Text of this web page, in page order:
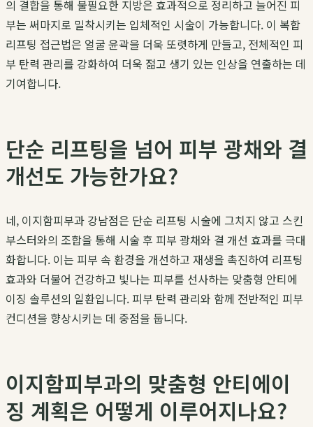
의 결합을 통해 불필요한 지방은 효과적으로 정리하고 늘어진 피
부는 써마지로 밀착시키는 입체적인 시술이 가능합니다. 이 복합
리프팅 접근법은 얼굴 윤곽을 더욱 또렷하게 만들고, 전체적인 피
부 탄력 관리를 강화하여 더욱 젊고 생기 있는 인상을 연출하는 데
기여합니다.
단순 리프팅을 넘어 피부 광채와 결
개선도 가능한가요?
네, 이지함피부과 강남점은 단순 리프팅 시술에 그치지 않고 스킨
부스터와의 조합을 통해 시술 후 피부 광채와 결 개선 효과를 극대
화합니다. 이는 피부 속 환경을 개선하고 재생을 촉진하여 리프팅
효과와 더불어 건강하고 빛나는 피부를 선사하는 맞춤형 안티에
이징 솔루션의 일환입니다. 피부 탄력 관리와 함께 전반적인 피부
컨디션을 향상시키는 데 중점을 둡니다.
이지함피부과의 맞춤형 안티에이
징 계획은 어떻게 이루어지나요?